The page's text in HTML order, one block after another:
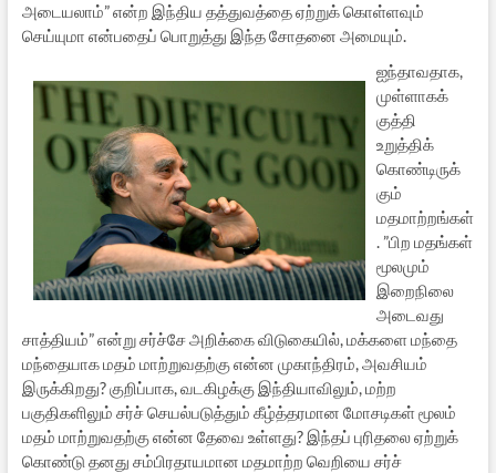
அடையலாம்” என்ற இந்திய தத்துவத்தை ஏற்றுக் கொள்ளவும்
செய்யுமா என்பதைப் பொறுத்து இந்த சோதனை அமையும்.
ஐந்தாவதாக,
முள்ளாகக்
குத்தி
உறுத்திக்
கொண்டிருக்
கும்
மதமாற்றங்கள்
. ”பிற மதங்கள்
மூலமும்
இறைநிலை
அடைவது
சாத்தியம்” என்று சர்ச்சே அறிக்கை விடுகையில், மக்களை மந்தை
மந்தையாக மதம் மாற்றுவதற்கு என்ன முகாந்திரம், அவசியம்
இருக்கிறது? குறிப்பாக, வடகிழக்கு இந்தியாவிலும், மற்ற
பகுதிகளிலும் சர்ச் செயல்படுத்தும் கீழ்த்தரமான மோசடிகள் மூலம்
மதம் மாற்றுவதற்கு என்ன தேவை உள்ளது? இந்தப் புரிதலை ஏற்றுக்
கொண்டு தனது சம்பிரதாயமான மதமாற்ற வெறியை சர்ச்